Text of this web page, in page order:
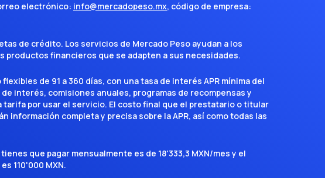
electrónico: info@mercadopeso.mx, código de empresa:
de crédito. Los servicios de Mercado Peso ayudan a los
financieros que se adapten a sus necesidades.
de 91 a 360 días, con una tasa de interés APR mínima del
interés, comisiones anuales, programas de recompensas y
por usar el servicio. El costo final que el prestatario o titular
completa y precisa sobre la APR, así como todas las
que pagar mensualmente es de 18'333,3 MXN/mes y el
110'000 MXN.